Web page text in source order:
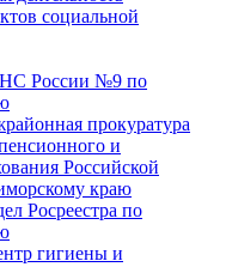
социальной
России №9 по
прокуратура
и
Российской
краю
Росреестра по
гигиены и